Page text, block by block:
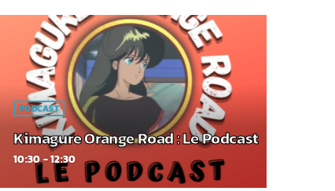
PODCAST
Kimagure Orange Road : Le Podcast
10:30 - 12:30